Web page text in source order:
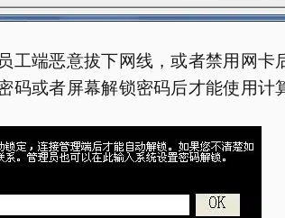
端恶意拔下网线，或者禁用网卡
码或者屏幕解锁密码后才能使用计